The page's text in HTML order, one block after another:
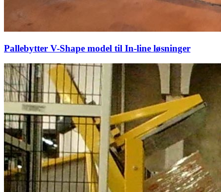
Pallebytter V-Shape model til In-line løsninger